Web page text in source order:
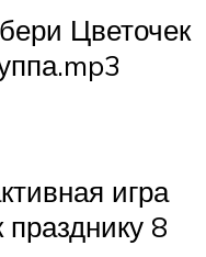
Цветочек
игра
8